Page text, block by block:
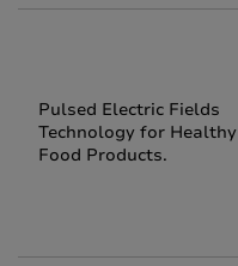
Pulsed Electric Fields
Technology for Healthy
Food Products.